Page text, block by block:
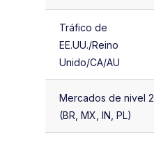
Tráfico de
EE.UU./Reino
Unido/CA/AU
Mercados de nivel 2
(BR, MX, IN, PL)